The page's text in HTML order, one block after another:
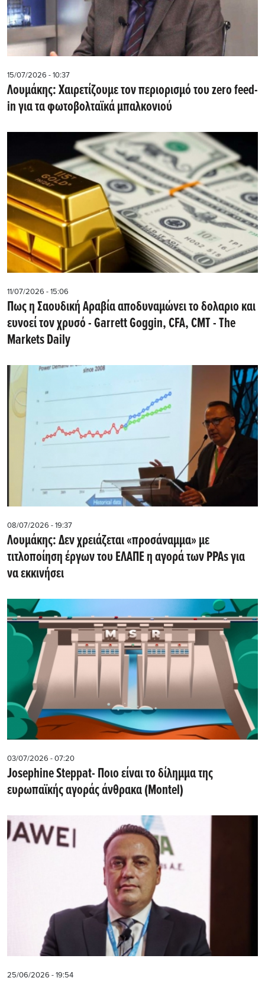
15/07/2026 - 10:37
Λουμάκης: Xαιρετίζουμε τον περιορισμό του zero feed-
in για τα φωτοβολταϊκά μπαλκονιού
11/07/2026 - 15:06
Πως η Σαουδική Αραβία αποδυναμώνει το δολαριο και
ευνοεί τον χρυσό - Garrett Goggin, CFA, CMT - The
Markets Daily
08/07/2026 - 19:37
Λουμάκης: Δεν χρειάζεται «προσάναμμα» με
τιτλοποίηση έργων του ΕΛΑΠΕ η αγορά των PPAs για
να εκκινήσει
03/07/2026 - 07:20
Josephine Steppat- Ποιο είναι το δίλημμα της
ευρωπαϊκής αγοράς άνθρακα (Montel)
25/06/2026 - 19:54